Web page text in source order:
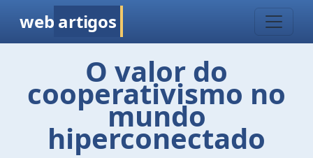
web artigos
O valor do
cooperativismo no
mundo
hiperconectado